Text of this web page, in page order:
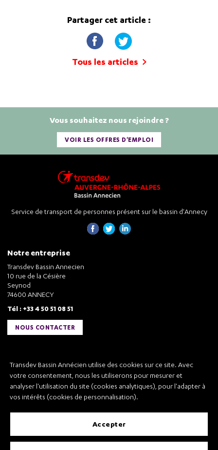
Transdev Bassin Annécien utilise des cookies sur ce site. Avec
votre consentement, nous les utiliserons pour mesurer et
analyser l'utilisation du site (cookies analytiques), pour l'adapter à
vos intérêts (cookies de personnalisation).
accepter
Partager cet article :
Tous les articles
Vous souhaitez nous rejoindre ?
VOIR LES OFFRES D'EMPLOI
Service de transport de personnes présent sur le bassin d'Annecy
Notre entreprise
Transdev Bassin Annecien
10 rue de la Césière
Seynod
74600 ANNECY
Tél : +33 4 50 51 08 51
NOUS CONTACTER
Transdev Bassin Annécien
Recrutement